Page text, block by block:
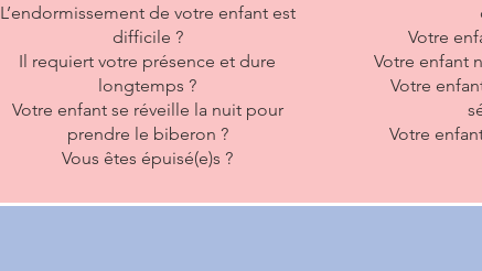
L’endormissement de votre enfant est
difficile ?
Il requiert votre présence et dure
longtemps ?
Votre enfant se réveille la nuit pour
prendre le biberon ?
Vous êtes épuisé(e)s ?
Votre
Votre enfant
Votre
Votre